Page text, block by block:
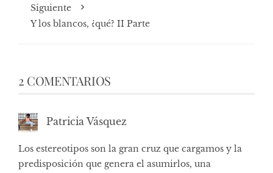
Siguiente
Y los blancos, ¿qué? II Parte
2 COMENTARIOS
Patricia Vásquez
Los estereotipos son la gran cruz que cargamos y la
predisposición que genera el asumirlos, una